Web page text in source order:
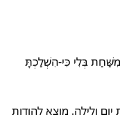
בְּלִי כִּי-הִשְׁלַכְתָּ
ולילה. מוצא להודות